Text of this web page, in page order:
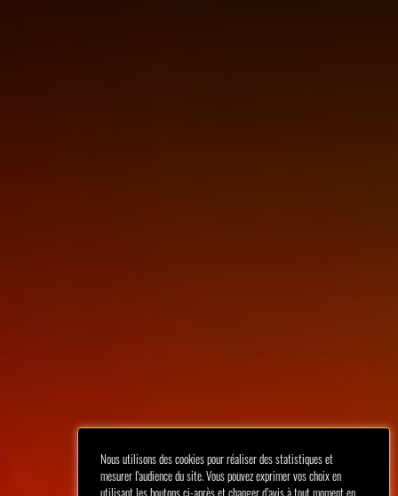
Nous utilisons des cookies pour réaliser des statistiques et
mesurer l'audience du site. Vous pouvez exprimer vos choix en
utilisant les boutons ci-après et changer d’avis à tout moment en